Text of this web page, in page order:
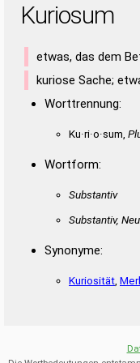
Kuriosum
etwas, das dem
kuriose Sache;
Worttrennung:
Ku·ri·o·sum,
Wortform:
Substantiv
Substantiv,
Synonyme:
Kuriosität